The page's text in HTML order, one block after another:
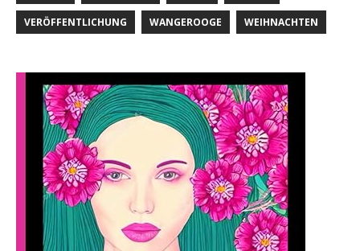
VERÖFFENTLICHUNG WANGEROOGE WEIHNACHTEN